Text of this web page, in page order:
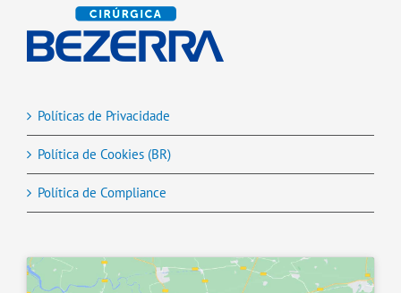
Políticas de Privacidade
Política de Cookies (BR)
Política de Compliance